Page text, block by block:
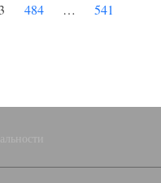
484 …
541